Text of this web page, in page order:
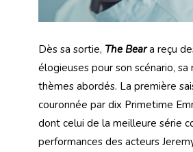
Dès sa sortie, The Beara reçu
élogieuses pour son scénario,
thèmes abordés. La première
couronnée par dix Primetime
dont celui de la meilleure série
performances des acteurs